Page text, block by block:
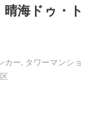
晴海ドゥ・ト
カー, タワーマンショ